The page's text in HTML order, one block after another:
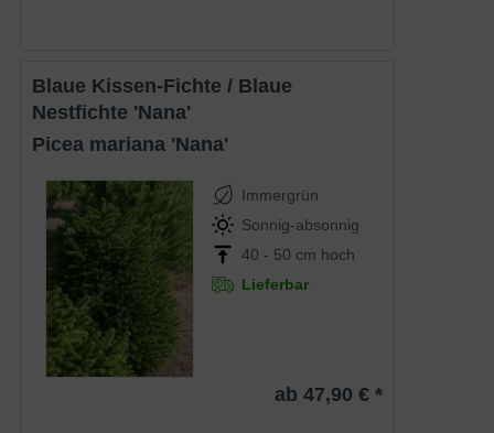
Blaue Kissen-Fichte / Blaue
Nestfichte 'Nana'
Picea mariana 'Nana'
Immergrün
Sonnig-absonnig
40 - 50 cm hoch
Lieferbar
ab 47,90 € *